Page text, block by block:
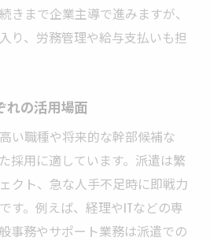
きまで企業主導で進みますが、
り、労務管理や給与支払いも担
れの活用場面
い職種や将来的な幹部候補な
採用に適しています。派遣は繁
クト、急な人手不足時に即戦力
す。例えば、経理やITなどの専
事務やサポート業務は派遣での